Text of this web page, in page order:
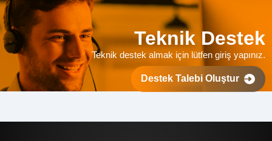
Teknik Destek
Teknik destek almak için lütfen giriş yapınız.
Destek Talebi Oluştur